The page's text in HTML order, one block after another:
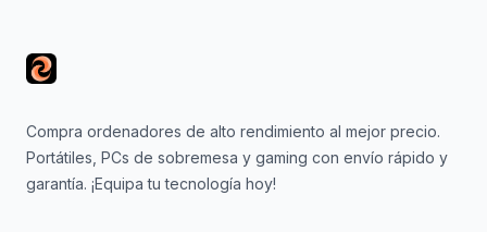
Compra ordenadores de alto rendimiento al mejor precio.
Portátiles, PCs de sobremesa y gaming con envío rápido y
garantía. ¡Equipa tu tecnología hoy!